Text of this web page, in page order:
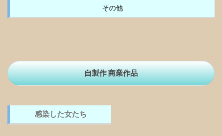
その他
自製作 商業作品
感染した女たち